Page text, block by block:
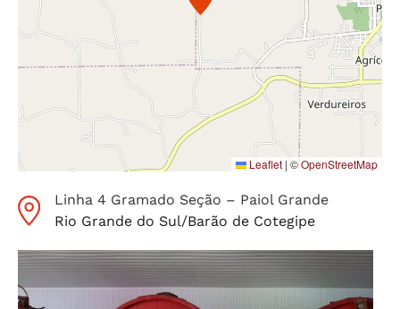
Leaflet | ©OpenStreetMap
Linha 4 Gramado Seção – Paiol Grande
Rio Grande do Sul/Barão de Cotegipe